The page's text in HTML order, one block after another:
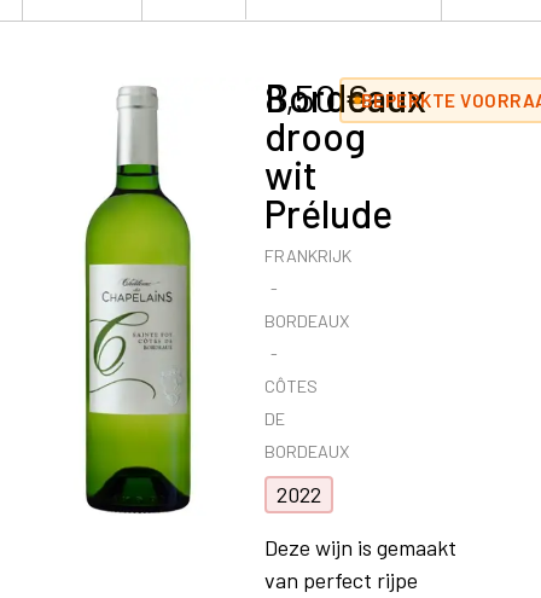
Bordeaux
droog
wit
Prélude
FRANKRIJK
BORDEAUX
CÔTES
DE
BORDEAUX
2022
8,50€BEPERKTE
Deze wijn is gemaakt
van perfect rijpe